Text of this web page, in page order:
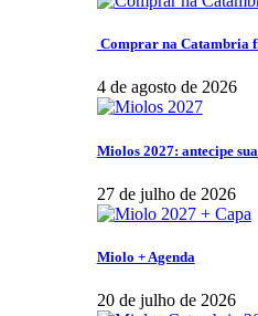
Comprar na Catambria
4 de agosto de 2026
Miolos 2027: antecipe
27 de julho de 2026
Miolo + Agenda
20 de julho de 2026